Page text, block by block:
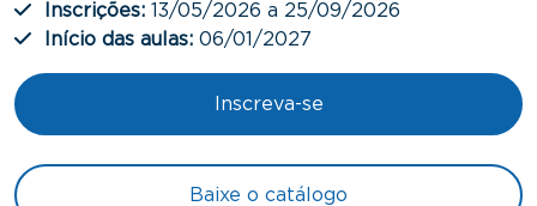
Inscrições: 13/05/2026 a 25/09/2026
Início das aulas: 06/01/2027
Inscreva-se
Baixe o catálogo